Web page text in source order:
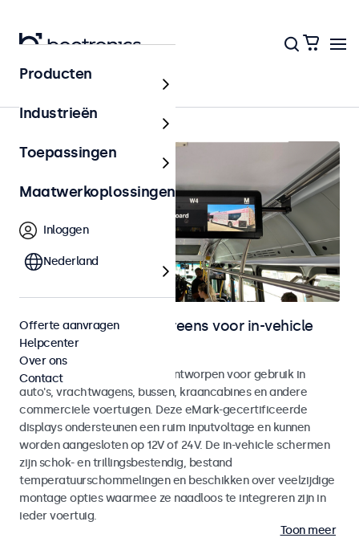
In-vehicle
Monitoren en touchscreens voor in-vehicle
gebruik
Monitoren en touchscreens ontworpen voor gebruik in
auto's, vrachtwagens, bussen, kraancabines en andere
commerciele voertuigen. Deze eMark-gecertificeerde
displays ondersteunen een ruim inputvoltage en kunnen
worden aangesloten op 12V of 24V. De in-vehicle schermen
zijn schok- en trillingsbestendig, bestand
temperatuurschommelingen en beschikken over veelzijdige
montage opties waarmee ze naadloos te integreren zijn in
ieder voertuig.
Toon meer
Producten
Industrieën
Toepassingen
Maatwerkoplossingen
Inloggen
Nederland
Offerte aanvragen
Helpcenter
Over ons
Contact